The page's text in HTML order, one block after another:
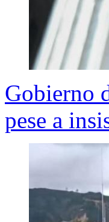
Gobierno
pese a